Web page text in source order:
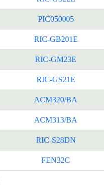
PIC050005
RIC-GB201E
RIC-GM23E
RIC-GS21E
ACM320/BA
ACM313/BA
RIC-S28DN
FEN32C